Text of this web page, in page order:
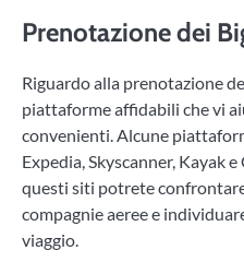
Prenotazione dei
Riguardo alla prenotazione
piattaforme affidabili che vi
convenienti. Alcune
Expedia, Skyscanner, Kayak
questi siti potrete
compagnie aeree e
viaggio.